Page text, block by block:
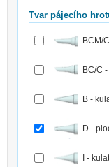
Tvar pájecího
BCM/
BC/C
B -
D -
I -